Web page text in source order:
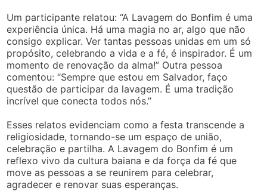
Um participante relatou: “A Lavagem do Bonfim é uma
experiência única. Há uma magia no ar, algo que não
consigo explicar. Ver tantas pessoas unidas em um só
propósito, celebrando a vida e a fé, é inspirador. É um
momento de renovação da alma!” Outra pessoa
comentou: “Sempre que estou em Salvador, faço
questão de participar da lavagem. É uma tradição
incrível que conecta todos nós.”
Esses relatos evidenciam como a festa transcende a
religiosidade, tornando-se um espaço de união,
celebração e partilha. A Lavagem do Bonfim é um
reflexo vivo da cultura baiana e da força da fé que
move as pessoas a se reunirem para celebrar,
agradecer e renovar suas esperanças.